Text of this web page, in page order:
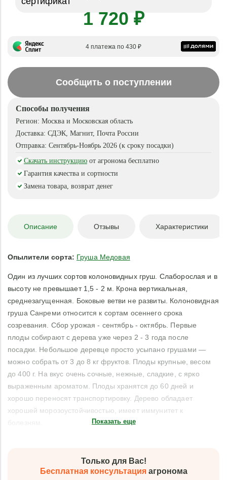
1 720 ₽
4 платежа по 430 ₽
Сообщить о поступлении
Способы получения
Регион: Москва и Московская область
Доставка: СДЭК, Магнит, Почта России
Отправка: Сентябрь-Ноябрь 2026 (к сроку посадки)
Скачать инструкцию от агронома бесплатно
Гарантия качества и сортности
Замена товара, возврат денег
Описание Отзывы Характеристики
Опылители сорта: Груша Медовая
Один из лучших сортов колоновидных груш. Слаборослая и в
высоту не превышает 1,5 - 2 м. Крона вертикальная,
среднезагущенная. Боковые ветви не развиты. Колоновидная
груша Санреми относится к сортам осеннего срока
созревания. Сбор урожая - сентябрь - октябрь. Первые
плоды собирают с дерева уже через 2 - 3 года после
посадки. Небольшое деревце просто усыпано грушами —
можно собрать от 3 до 8 кг фруктов. Плоды крупные, весом
до 400 г. На вкус очень сочные, нежные, сладкие, с ярко
выраженным ароматом. Плоды хранятся до 60 дней и
хорошо переносят транспортировку. Дерево обладает
хорошей морозоустойчивостью, имеет иммунитет к
Показать еще
Только для Вас!
Бесплатная консультацияагронома